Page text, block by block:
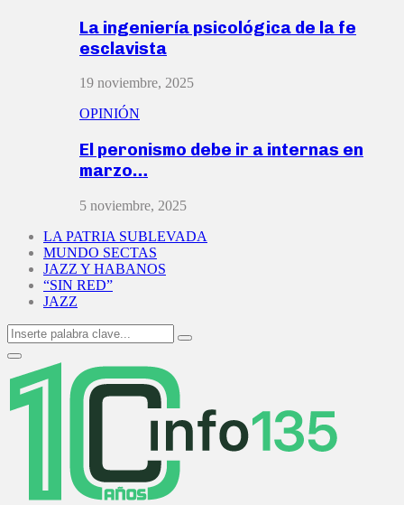
La ingeniería psicológica de la fe
esclavista
19 noviembre, 2025
OPINIÓN
El peronismo debe ir a internas en
marzo…
5 noviembre, 2025
LA PATRIA SUBLEVADA
MUNDO SECTAS
JAZZ Y HABANOS
“SIN RED”
JAZZ
Search
for:
Search
Primary
Menu